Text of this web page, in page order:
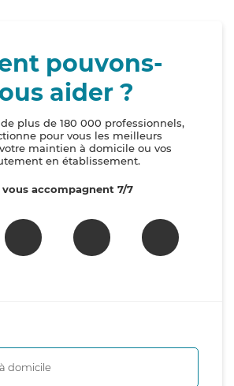
pouvons-
aider ?
plus de 180 000 professionnels,
pour vous les meilleurs
maintien à domicile ou vos
en établissement.
accompagnent 7/7
domicile